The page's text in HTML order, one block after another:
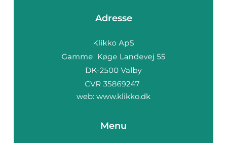
Adresse
web: www.klikko.dk
Menu